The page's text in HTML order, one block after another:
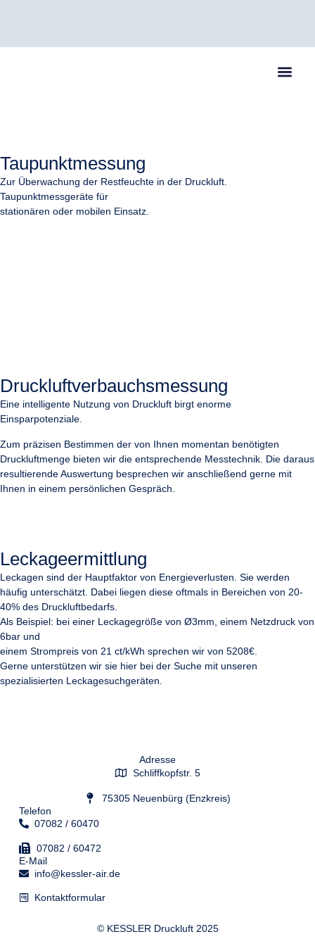
Taupunktmessung
Zur Überwachung der Restfeuchte in der Druckluft.
Taupunktmessgeräte für
stationären oder mobilen Einsatz.
Druckluftverbauchsmessung
Eine intelligente Nutzung von Druckluft birgt enorme
Einsparpotenziale.
Zum präzisen Bestimmen der von Ihnen momentan benötigten
Druckluftmenge bieten wir die entsprechende Messtechnik. Die daraus
resultierende Auswertung besprechen wir anschließend gerne mit
Ihnen in einem persönlichen Gespräch.
Leckageermittlung
Leckagen sind der Hauptfaktor von Energieverlusten. Sie werden
häufig unterschätzt. Dabei liegen diese oftmals in Bereichen von 20-
40% des Druckluftbedarfs.
Als Beispiel: bei einer Leckagegröße von Ø3mm, einem Netzdruck von
6bar und
einem Strompreis von 21 ct/kWh sprechen wir von 5208€.
Gerne unterstützen wir sie hier bei der Suche mit unseren
spezialisierten Leckagesuchgeräten.
Adresse
Schliffkopfstr. 5
75305 Neuenbürg (Enzkreis)
Telefon
07082 / 60470
07082 / 60472
E-Mail
info@kessler-air.de
Kontaktformular
© KESSLER Druckluft 2025